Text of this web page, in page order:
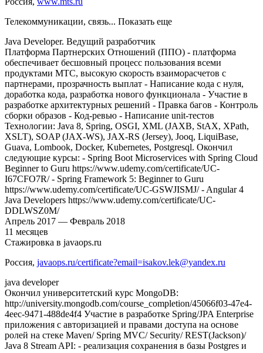
Телекоммуникации, связь... Показать еще
Java Developer. Ведущий разработчик
Платформа Партнерских Отношений (ППО) - платформа
обеспечивает бесшовный процесс пользования всеми
продуктами МТС, высокую скорость взаиморасчетов с
партнерами, прозрачность выплат - Написание кода с нуля,
доработка кода, разработка нового функционала - Участие в
разработке архитектурных решений - Правка багов - Контроль
сборки образов - Код-ревью - Написание unit-тестов
Технологии: Java 8, Spring, OSGI, XML (JAXB, StAX, XPath,
XSLT), SOAP (JAX-WS), JAX-RS (Jersey), Jooq, LiquiBase,
Guava, Lombook, Docker, Kubernetes, Postgresql. Окончил
следующие курсы: - Spring Boot Microservices with Spring Cloud
Beginner to Guru https://www.udemy.com/certificate/UC-
I67CFO7R/ - Spring Framework 5: Beginner to Guru
https://www.udemy.com/certificate/UC-GSWJISMJ/ - Angular 4
Java Developers https://www.udemy.com/certificate/UC-
DDLWSZ0M/
Апрель 2017 — Февраль 2018
11 месяцев
Стажировка в javaops.ru
Россия, javaops.ru/certificate?email=isakov.lek@yandex.ru
java developer
Окончил университетский курс MongoDB:
http://university.mongodb.com/course_completion/45066f03-47e4-
4eec-9471-488de4f4 Участие в разработке Spring/JPA Enterprise
приложения c авторизацией и правами доступа на основе
ролей на стеке Maven/ Spring MVC/ Security/ REST(Jackson)/
Java 8 Stream API: - реализация сохранения в базы Postgres и